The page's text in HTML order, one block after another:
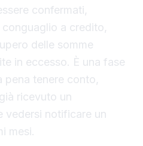
confermati,
a credito,
delle somme
in eccesso. È una fase
pena tenere conto,
ricevuto un
vedersi notificare un
mesi.